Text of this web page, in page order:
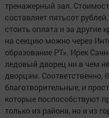
тренажерный зал.
составляет пятьсот
стоить оплата и за другие
на секцию можно через
образование РТ». Ирек
ледовый дворец ни в чем
дворцам. Соответственно,
благотворительные, и
которые поспособствуют
только из района, но и из